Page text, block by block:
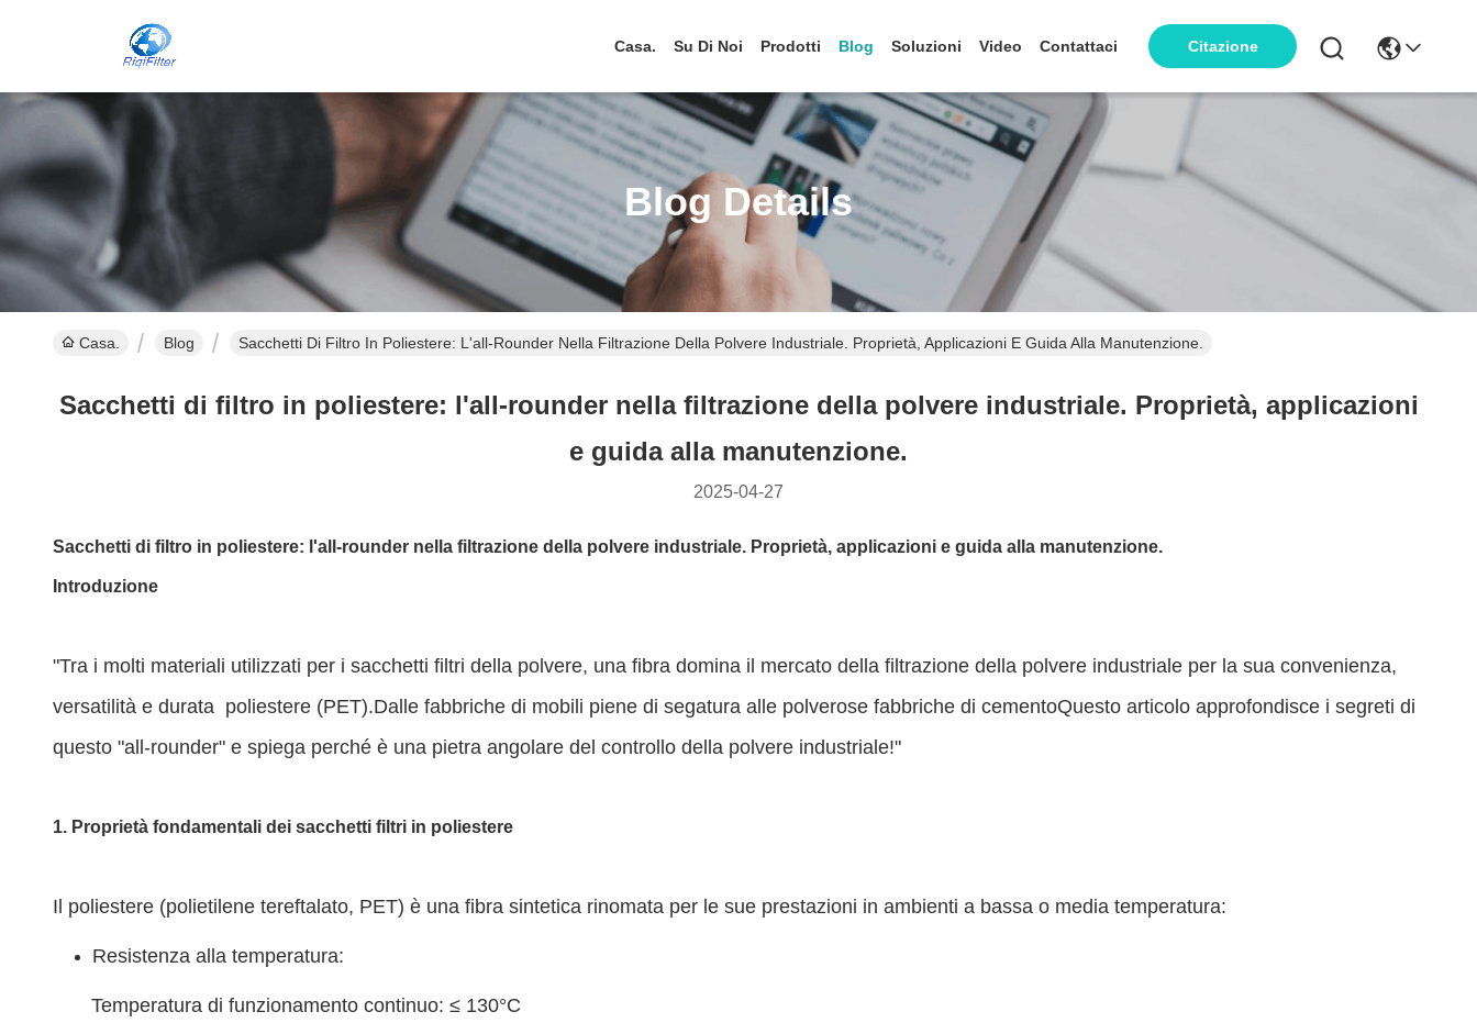
Casa. Su Di Noi Prodotti Blog Soluzioni Video Contattaci Citazione
Blog Details
Casa. Blog Sacchetti Di Filtro In Poliestere: L'all-Rounder Nella Filtrazione Della Polvere Industriale. Proprietà, Applicazioni E Guida Alla Manutenzione.
Sacchetti di filtro in poliestere: l'all-rounder nella filtrazione della polvere industriale. Proprietà, applicazioni
e guida alla manutenzione.
2025-04-27
Sacchetti di filtro in poliestere: l'all-rounder nella filtrazione della polvere industriale. Proprietà, applicazioni e guida alla manutenzione.
Introduzione
"Tra i molti materiali utilizzati per i sacchetti filtri della polvere, una fibra domina il mercato della filtrazione della polvere industriale per la sua convenienza,
versatilità e durata  poliestere (PET).Dalle fabbriche di mobili piene di segatura alle polverose fabbriche di cementoQuesto articolo approfondisce i segreti di
questo "all-rounder" e spiega perché è una pietra angolare del controllo della polvere industriale!"
1. Proprietà fondamentali dei sacchetti filtri in poliestere
Il poliestere (polietilene tereftalato, PET) è una fibra sintetica rinomata per le sue prestazioni in ambienti a bassa o media temperatura:
Resistenza alla temperatura:
Temperatura di funzionamento continuo: ≤ 130°C